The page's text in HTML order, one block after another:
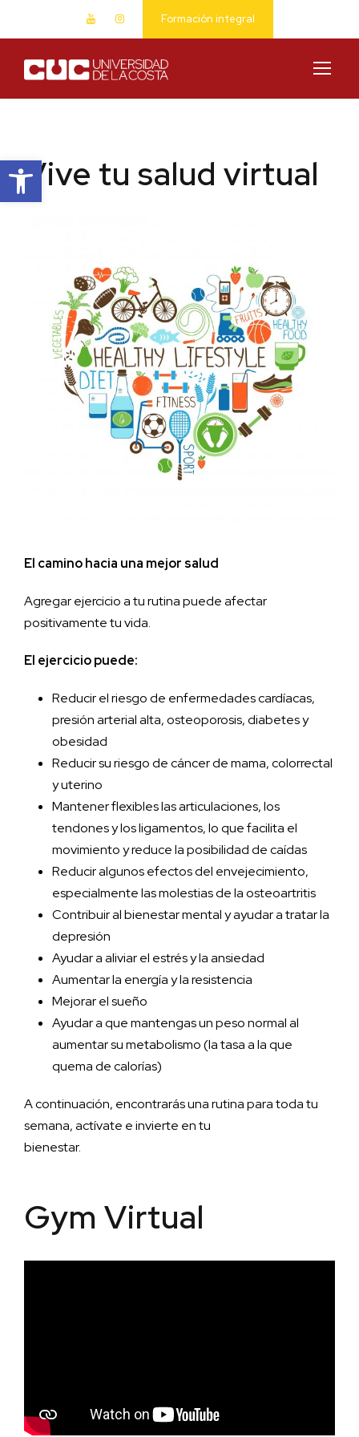
Abrir barra de herramientas
Formación integral
Vive tu salud virtual
El camino hacia una mejor salud
Agregar ejercicio a tu rutina puede afectar
positivamente tu vida.
El ejercicio puede:
Reducir el riesgo de enfermedades cardíacas,
presión arterial alta, osteoporosis, diabetes y
obesidad
Reducir su riesgo de cáncer de mama, colorrectal
y uterino
Mantener flexibles las articulaciones, los
tendones y los ligamentos, lo que facilita el
movimiento y reduce la posibilidad de caídas
Reducir algunos efectos del envejecimiento,
especialmente las molestias de la osteoartritis
Contribuir al bienestar mental y ayudar a tratar la
depresión
Ayudar a aliviar el estrés y la ansiedad
Aumentar la energía y la resistencia
Mejorar el sueño
Ayudar a que mantengas un peso normal al
aumentar su metabolismo (la tasa a la que
quema de calorías)
A continuación, encontrarás una rutina para toda tu
semana, actívate e invierte en tu
bienestar.
Gym Virtual